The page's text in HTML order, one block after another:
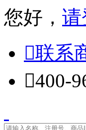
您好， 请
联系
400-